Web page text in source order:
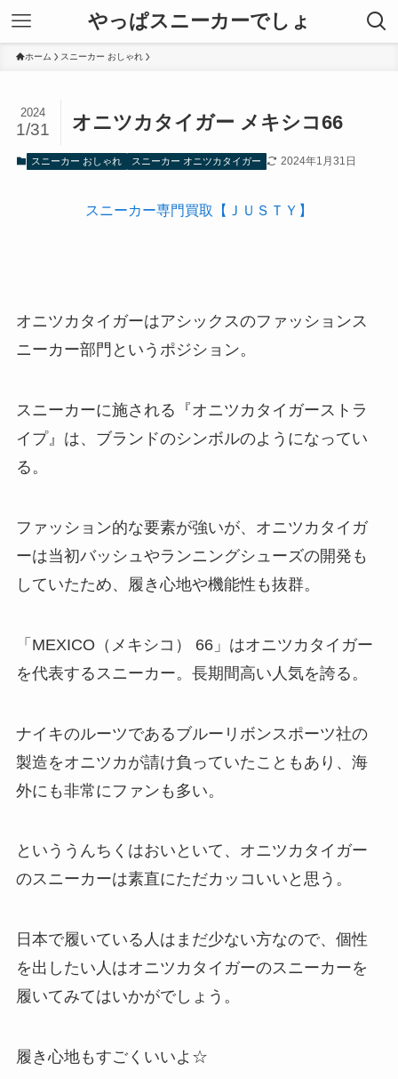
やっぱスニーカーでしょ
ホーム スニーカー おしゃれ
オニツカタイガー メキシコ66
2024
1/31
スニーカー おしゃれ スニーカー オニツカタイガー 2024年1月31日
スニーカー専門買取【ＪＵＳＴＹ】
オニツカタイガーはアシックスのファッションス
ニーカー部門というポジション。
スニーカーに施される『オニツカタイガーストラ
イプ』は、ブランドのシンボルのようになってい
る。
ファッション的な要素が強いが、オニツカタイガ
ーは当初バッシュやランニングシューズの開発も
していたため、履き心地や機能性も抜群。
「MEXICO（メキシコ） 66」はオニツカタイガー
を代表するスニーカー。長期間高い人気を誇る。
ナイキのルーツであるブルーリボンスポーツ社の
製造をオニツカが請け負っていたこともあり、海
外にも非常にファンも多い。
といううんちくはおいといて、オニツカタイガー
のスニーカーは素直にただカッコいいと思う。
日本で履いている人はまだ少ない方なので、個性
を出したい人はオニツカタイガーのスニーカーを
履いてみてはいかがでしょう。
履き心地もすごくいいよ☆